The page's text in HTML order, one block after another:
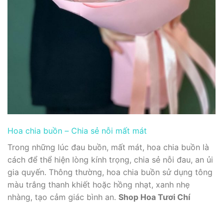
Hoa chia buồn – Chia sẻ nỗi mất mát
Trong những lúc đau buồn, mất mát, hoa chia buồn là
cách để thể hiện lòng kính trọng, chia sẻ nỗi đau, an ủi
gia quyến. Thông thường, hoa chia buồn sử dụng tông
màu trắng thanh khiết hoặc hồng nhạt, xanh nhẹ
nhàng, tạo cảm giác bình an. Shop Hoa Tươi Chí